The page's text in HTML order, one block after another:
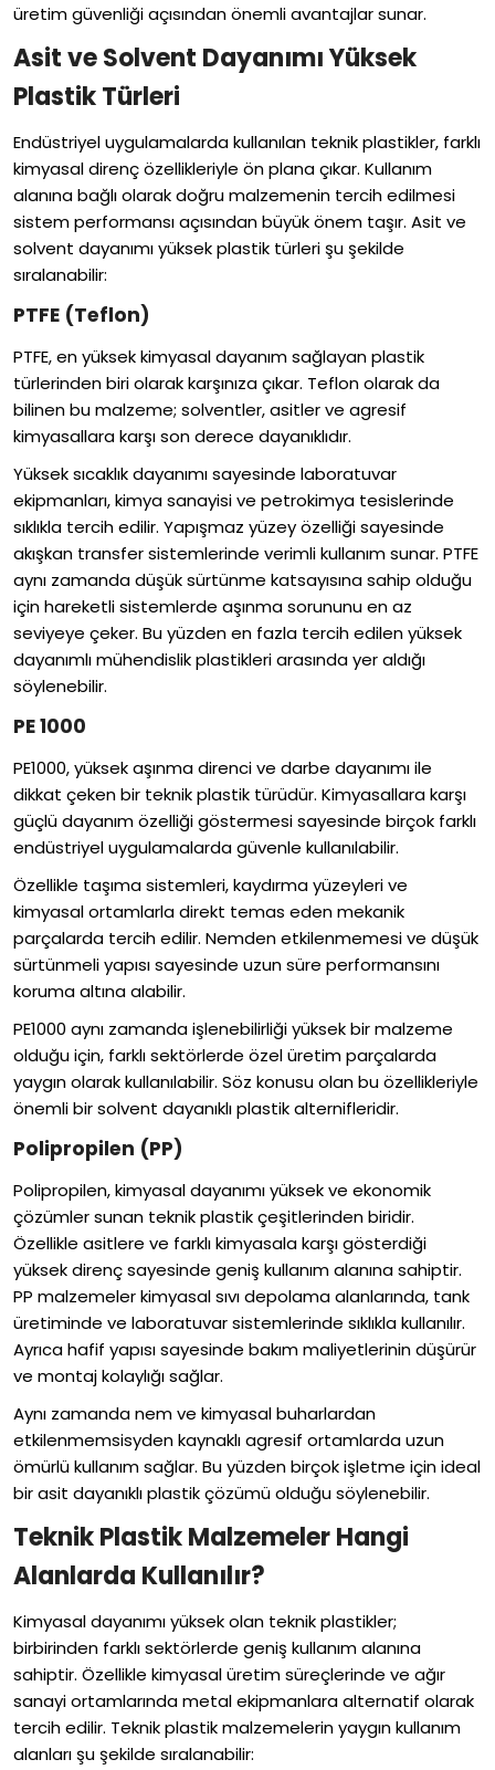
üretim güvenliği açısından önemli avantajlar sunar.
Asit ve Solvent Dayanımı Yüksek
Plastik Türleri
Endüstriyel uygulamalarda kullanılan teknik plastikler, farklı
kimyasal direnç özellikleriyle ön plana çıkar. Kullanım
alanına bağlı olarak doğru malzemenin tercih edilmesi
sistem performansı açısından büyük önem taşır. Asit ve
solvent dayanımı yüksek plastik türleri şu şekilde
sıralanabilir:
PTFE (Teflon)
PTFE, en yüksek kimyasal dayanım sağlayan plastik
türlerinden biri olarak karşınıza çıkar. Teflon olarak da
bilinen bu malzeme; solventler, asitler ve agresif
kimyasallara karşı son derece dayanıklıdır.
Yüksek sıcaklık dayanımı sayesinde laboratuvar
ekipmanları, kimya sanayisi ve petrokimya tesislerinde
sıklıkla tercih edilir. Yapışmaz yüzey özelliği sayesinde
akışkan transfer sistemlerinde verimli kullanım sunar. PTFE
aynı zamanda düşük sürtünme katsayısına sahip olduğu
için hareketli sistemlerde aşınma sorununu en az
seviyeye çeker. Bu yüzden en fazla tercih edilen yüksek
dayanımlı mühendislik plastikleri arasında yer aldığı
söylenebilir.
PE 1000
PE1000, yüksek aşınma direnci ve darbe dayanımı ile
dikkat çeken bir teknik plastik türüdür. Kimyasallara karşı
güçlü dayanım özelliği göstermesi sayesinde birçok farklı
endüstriyel uygulamalarda güvenle kullanılabilir.
Özellikle taşıma sistemleri, kaydırma yüzeyleri ve
kimyasal ortamlarla direkt temas eden mekanik
parçalarda tercih edilir. Nemden etkilenmemesi ve düşük
sürtünmeli yapısı sayesinde uzun süre performansını
koruma altına alabilir.
PE1000 aynı zamanda işlenebilirliği yüksek bir malzeme
olduğu için, farklı sektörlerde özel üretim parçalarda
yaygın olarak kullanılabilir. Söz konusu olan bu özellikleriyle
önemli bir solvent dayanıklı plastik alternifleridir.
Polipropilen (PP)
Polipropilen, kimyasal dayanımı yüksek ve ekonomik
çözümler sunan teknik plastik çeşitlerinden biridir.
Özellikle asitlere ve farklı kimyasala karşı gösterdiği
yüksek direnç sayesinde geniş kullanım alanına sahiptir.
PP malzemeler kimyasal sıvı depolama alanlarında, tank
üretiminde ve laboratuvar sistemlerinde sıklıkla kullanılır.
Ayrıca hafif yapısı sayesinde bakım maliyetlerinin düşürür
ve montaj kolaylığı sağlar.
Aynı zamanda nem ve kimyasal buharlardan
etkilenmemsisyden kaynaklı agresif ortamlarda uzun
ömürlü kullanım sağlar. Bu yüzden birçok işletme için ideal
bir asit dayanıklı plastik çözümü olduğu söylenebilir.
Teknik Plastik Malzemeler Hangi
Alanlarda Kullanılır?
Kimyasal dayanımı yüksek olan teknik plastikler;
birbirinden farklı sektörlerde geniş kullanım alanına
sahiptir. Özellikle kimyasal üretim süreçlerinde ve ağır
sanayi ortamlarında metal ekipmanlara alternatif olarak
tercih edilir. Teknik plastik malzemelerin yaygın kullanım
alanları şu şekilde sıralanabilir: